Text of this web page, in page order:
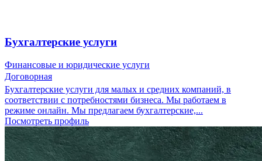
Бухгалтерские услуги
Финансовые и юридические услуги
Договорная
Бухгалтерские услуги для малых и средних компаний, в
соответствии с потребностями бизнеса. Мы работаем в
режиме онлайн. Мы предлагаем бухгалтерские,...
Посмотреть профиль